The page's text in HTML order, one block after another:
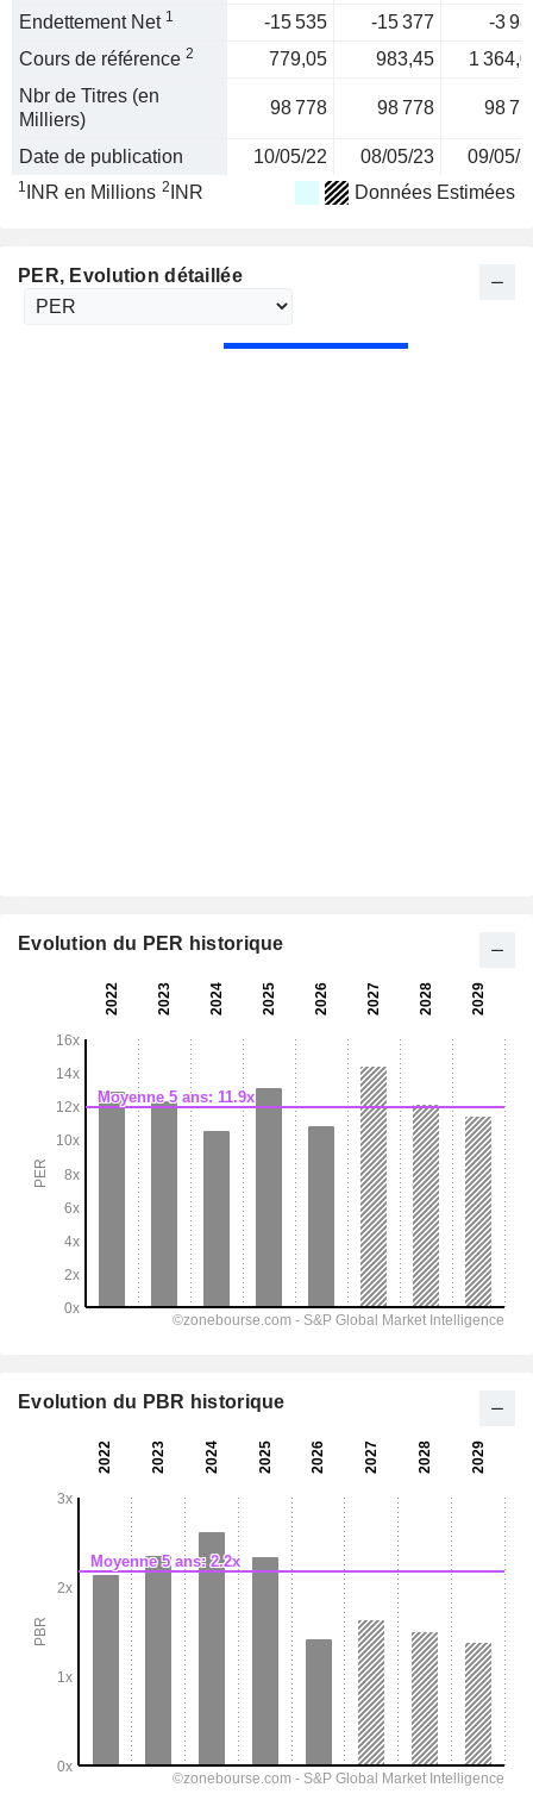
Endettement Net 1 -15 535 -15 377
-3
Cours de référence 2 779,05 983,45
1
Nbr de Titres (en
Milliers)
98 778 98 778 98
Date de publication 10/05/22 08/05/23 09/05/
1 INR en Millions 2 INR Données Estimées
PER, Evolution détaillée
Evolution du PER historique
Evolution du PBR historique